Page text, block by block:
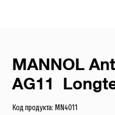
MANNOL
AG11
Код продукта: MN4011